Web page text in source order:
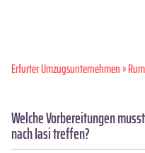
Erfurter Umzugsunternehmen»
Welche Vorbereitungen
nach Iasi treffen?